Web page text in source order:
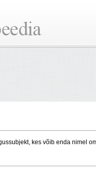
kes võib enda nimel